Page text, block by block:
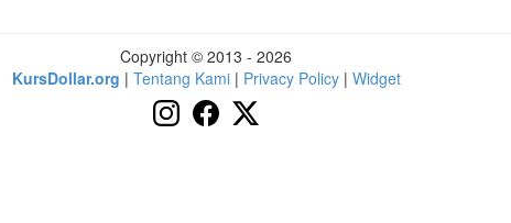
Copyright © 2013 - 2026
KursDollar.org | Tentang Kami| Privacy Policy| Widget